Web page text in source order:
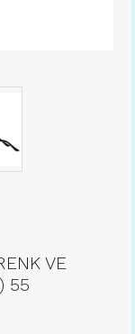
VE
55